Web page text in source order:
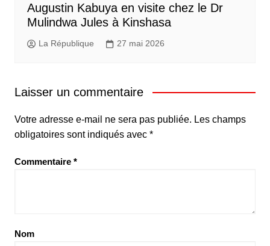
Augustin Kabuya en visite chez le Dr
Mulindwa Jules à Kinshasa
La République 27 mai 2026
Laisser un commentaire
Votre adresse e-mail ne sera pas publiée. Les champs
obligatoires sont indiqués avec *
Commentaire *
Nom